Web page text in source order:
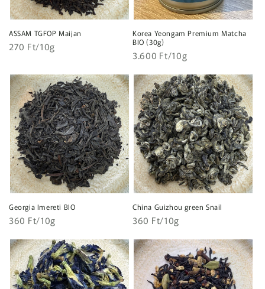
ASSAM TGFOP Maijan
Normál
Egységár
270 Ft/10g
Korea Yeongam Premium Matcha
BIO (30g)
Normál
Egységár
3.600 Ft/10g
Georgia Imereti BIO
Normál
Egységár
360 Ft/10g
China Guizhou green Snail
Normál
Egységár
360 Ft/10g